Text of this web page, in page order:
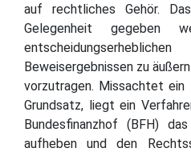
auf rechtliches Gehör.
Gelegenheit gegeben
Beweisergebnissen zu
vorzutragen. Missachtet ein
Grundsatz, liegt ein
Bundesfinanzhof (BFH)
aufheben und den